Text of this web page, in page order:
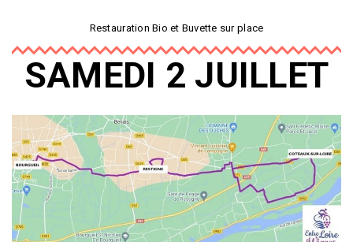
Restauration Bio et Buvette sur place
SAMEDI 2 JUILLET